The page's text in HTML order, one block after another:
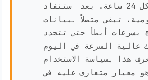
تتجدد كل 24 ساعة. بعد استنفاد
تبقى متصلاً ببيانات
بسرعات أبطأ حتى تتجدد
عالية السرعة في اليوم
هذا بسياسة الاستخدام
معيار متعارف عليه في